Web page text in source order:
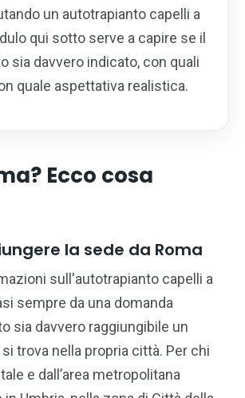
un autotrapianto capelli a
qui sotto serve a capire se il
sia davvero indicato, con quali
quale aspettativa realistica.
Ecco cosa
la sede da Roma
sull'autotrapianto capelli a
sempre da una domanda
sia davvero raggiungibile un
trova nella propria città. Per chi
e dall’area metropolitana